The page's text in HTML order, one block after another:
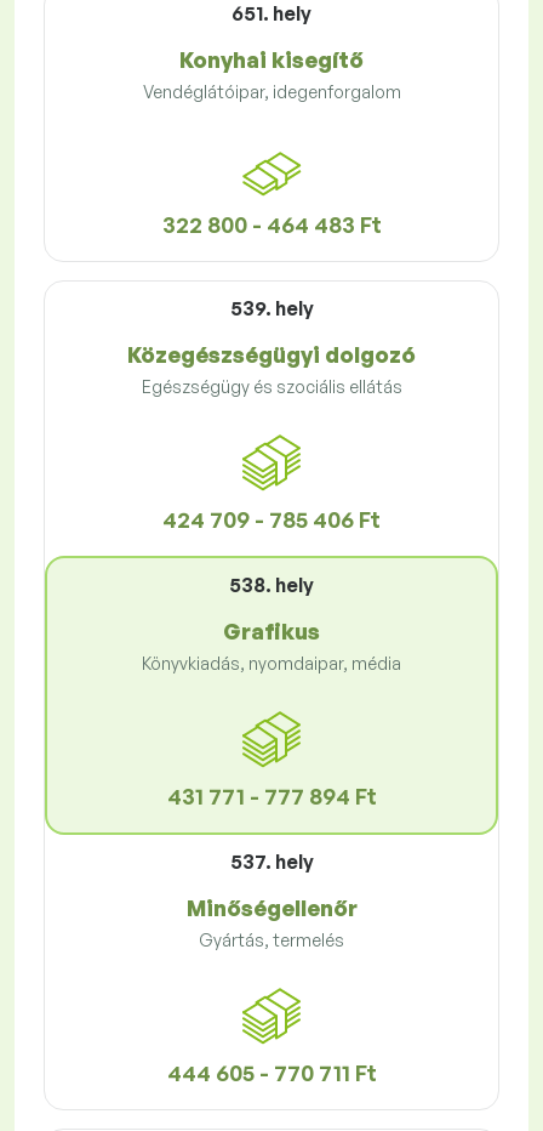
651. hely
Konyhai kisegítő
Vendéglátóipar, idegenforgalom
322 800 - 464 483 Ft
539. hely
Közegészségügyi dolgozó
Egészségügy és szociális ellátás
424 709 - 785 406 Ft
538. hely
Grafikus
Könyvkiadás, nyomdaipar, média
431 771 - 777 894 Ft
537. hely
Minőségellenőr
Gyártás, termelés
444 605 - 770 711 Ft